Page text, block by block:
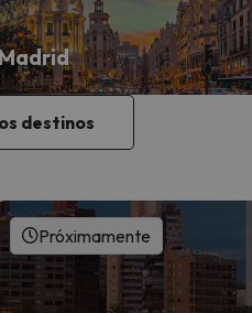
destinos
Próximamente